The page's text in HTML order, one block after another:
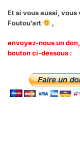
Et si vous aussi,
Foutou’art
,
envoyez-nous un
bouton ci-dessous :